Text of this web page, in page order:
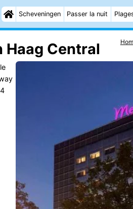
Scheveningen Passer la nuit
Haag Central